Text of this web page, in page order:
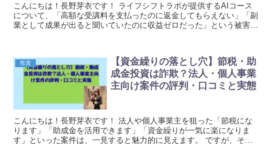
こんにちは！長野芽衣です！ ライフシフトラボが提供するAIコース
について、「高額な受講料を支払ったのに返金してもらえない」「副
業として成果が出ると聞いていたのに収益ゼロだった」という被害の
投資
【資金繰りの落とし穴】節税・助
成金投資は詐欺？法人・個人事業
主向け案件の評判・口コミと実態
こんにちは！長野芽衣です！ 法人や個人事業主を狙った「節税にな
ります」「助成金を活用できます」「資金繰りが一気に楽になりま
す」といった案件は、一見すると魅力的に見えます。 ですが、その